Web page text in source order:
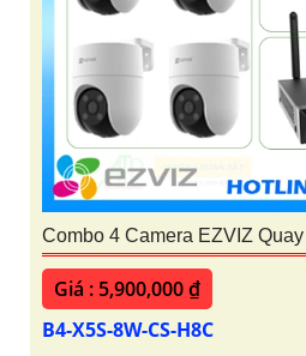
Combo 4 Camera EZVIZ
Giá : 5,900,000 ₫
B4-X5S-8W-CS-H8C